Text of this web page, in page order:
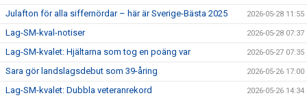
Julafton för alla siffernördar – här är Sverige-Bästa 2025 2026-05-28 11:55
Lag-SM-kval-notiser 2026-05-28 07:37
Lag-SM-kvalet: Hjältarna som tog en poäng var 2026-05-27 07:35
Sara gör landslagsdebut som 39-åring 2026-05-26 17:00
Lag-SM-kvalet: Dubbla veteranrekord 2026-05-26 14:34